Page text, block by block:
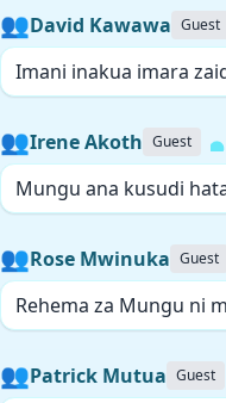
👥David Kawawa Guest
Imani inakua imara
👥Irene Akoth Guest
Mungu ana kusudi
👥Rose Mwinuka Guest
Rehema za Mungu ni
👥Patrick Mutua Guest